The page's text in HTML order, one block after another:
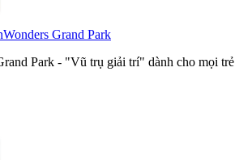
Grand Park
Park - "Vũ trụ giải trí" dành cho mọi trẻ